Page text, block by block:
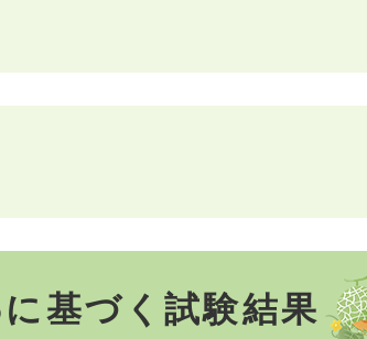
基づく試験結果